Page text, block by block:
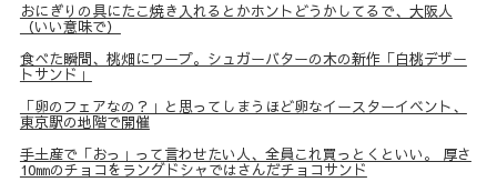
おにぎりの具にたこ焼き入れるとかホントどうかしてるで、大阪人
（いい意味で）
食べた瞬間、桃畑にワープ。シュガーバターの木の新作「白桃デザー
トサンド」
「卵のフェアなの？」と思ってしまうほど卵なイースターイベント、
東京駅の地階で開催
手土産で「おっ」って言わせたい人、全員これ買っとくといい。 厚さ
10㎜のチョコをラングドシャではさんだチョコサンド